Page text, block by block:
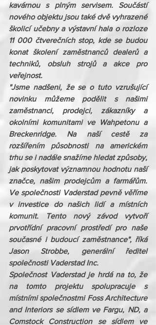
kavárnou s plným servisem. Součástí
nového objektu jsou také dvě vyhrazené
školicí učebny a výstavní hala o rozloze
11 000 čtverečních stop, kde se budou
konat školení zaměstnanců dealerů a
techniků, obsluh strojů a akce pro
veřejnost.
"Jsme nadšeni, že se o tuto vzrušující
novinku můžeme podělit s našimi
zaměstnanci, prodejci, zákazníky a
okolními komunitami ve Wahpetonu a
Breckenridge. Na naší cestě za
rozšířením působnosti na americkém
trhu se i nadále snažíme hledat způsoby,
jak poskytovat významnou hodnotu naší
značce, našim prodejcům a farmářům.
Ve společnosti Vaderstad pevně věříme
v investice do našich lidí a místních
komunit. Tento nový závod vytvoří
prvotřídní pracovní prostředí pro naše
současné i budoucí zaměstnance", říká
Jason Strobbe, generální ředitel
společnosti Vaderstad Inc.
Společnost Vaderstad je hrdá na to, že
na tomto projektu spolupracuje s
místními společnostmi Foss Architecture
and Interiors se sídlem ve Fargu, ND, a
Comstock Construction se sídlem ve